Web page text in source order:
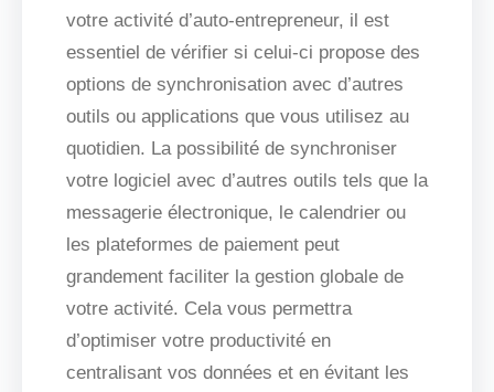
votre activité d’auto-entrepreneur, il est
essentiel de vérifier si celui-ci propose des
options de synchronisation avec d’autres
outils ou applications que vous utilisez au
quotidien. La possibilité de synchroniser
votre logiciel avec d’autres outils tels que la
messagerie électronique, le calendrier ou
les plateformes de paiement peut
grandement faciliter la gestion globale de
votre activité. Cela vous permettra
d’optimiser votre productivité en
centralisant vos données et en évitant les